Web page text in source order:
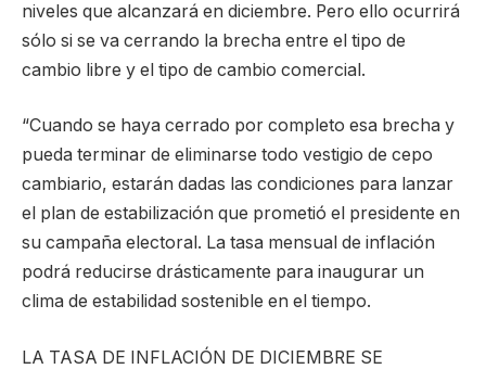
niveles que alcanzará en diciembre. Pero ello ocurrirá
sólo si se va cerrando la brecha entre el tipo de
cambio libre y el tipo de cambio comercial.
“Cuando se haya cerrado por completo esa brecha y
pueda terminar de eliminarse todo vestigio de cepo
cambiario, estarán dadas las condiciones para lanzar
el plan de estabilización que prometió el presidente en
su campaña electoral. La tasa mensual de inflación
podrá reducirse drásticamente para inaugurar un
clima de estabilidad sostenible en el tiempo.
LA TASA DE INFLACIÓN DE DICIEMBRE SE